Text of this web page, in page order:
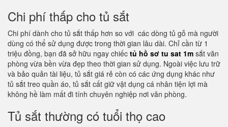
Chi phí thấp cho tủ sắt
Chi phí dành cho tủ sắt thấp hơn so với các dòng tủ gỗ mà người
dùng có thể sử dụng được trong thời gian lâu dài. Chỉ cần từ 1
triệu đồng, bạn đã sở hữu ngay chiếc tủ hồ sơ tu sat 1m sắt văn
phòng vừa bền vừa đẹp theo thời gian sử dụng. Ngoài việc lưu trữ
và bảo quản tài liệu, tủ sắt giá rẻ còn có các ứng dụng khác như
tủ sắt treo quần áo, tủ sắt cất giữ vật dụng cá nhân tiện lợi mà
không hề làm mất đi tính chuyên nghiệp nơi văn phòng.
Tủ sắt thường có tuổi thọ cao